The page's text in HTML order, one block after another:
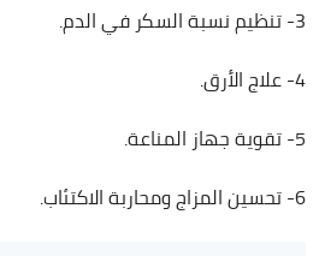
3- تنظيم نسبة السكر في الدم.
4- علاج الأرق.
5- تقوية جهاز المناعة.
6- تحسين المزاج ومحاربة الاكتئاب.